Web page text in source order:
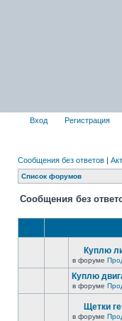
Вход Регистрация
Сообщения без ответов |
Список форумов
Сообщения без
Куплю
в форуме
Куплю
в форуме
Щетки
в форуме